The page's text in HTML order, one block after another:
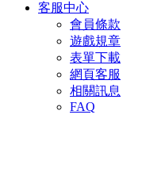
客服中心
會員條款
遊戲規章
表單下載
網頁客服
相關訊息
FAQ